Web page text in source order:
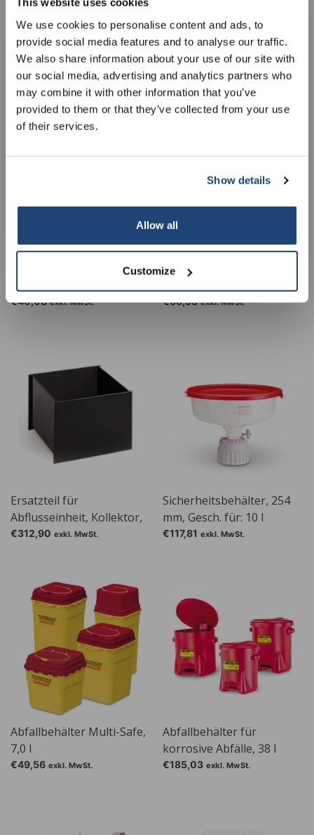
We use cookies to personalise content and ads, to
provide social media features and to analyse our traffic.
We also share information about your use of our site with
our social media, advertising and analytics partners who
may combine it with other information that you’ve
provided to them or that they’ve collected from your use
of their services.
Show details
Allow all
Customize
Sicherheitsbehälter für
Kunststoffbehälter
Flachbauweise, DIN 50
exkl. MwSt.
Abfallbehälter mit Pedal
NewIcon mit feuerfestem
Zink-Inneneimer, 20 l,
weiß
€103,03 exkl. MwSt.
Abfallbeutel für 30-60 l
Eimer
€40,08 exkl. MwSt.
Ablaufbehälter elektrisch
€66,53 exkl. MwSt.
Ersatzteil für
Abflusseinheit, Kollektor,
Elektrisch leitfähig
€312,90 exkl. MwSt.
Sicherheitsbehälter, 254
mm, Gesch. für: 10 l
Ballonflasche Art.-Nr. Nr.
€117,81 exkl. MwSt.
Abfallbehälter Multi-Safe,
7,0 l
€49,56 exkl. MwSt.
Abfallbehälter für
korrosive Abfälle, 38 l
€185,03 exkl. MwSt.
5% off for your next order
Sign up for our newsletter to stay informed about
our new products, and receive a 10% discount on
your next purchase for all chemical products from
our own brand 😀
Your discount applies to orders above €50,00